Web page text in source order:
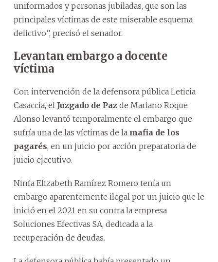
uniformados y personas jubiladas, que son las
principales víctimas de este miserable esquema
delictivo”, precisó el senador.
Levantan embargo a docente
víctima
Con intervención de la defensora pública Leticia
Casaccia, el Juzgado de Paz de Mariano Roque
Alonso levantó temporalmente el embargo que
sufría una de las víctimas de la mafia de los
pagarés, en un juicio por acción preparatoria de
juicio ejecutivo.
Ninfa Elizabeth Ramírez Romero tenía un
embargo aparentemente ilegal por un juicio que le
inició en el 2021 en su contra la empresa
Soluciones Efectivas SA, dedicada a la
recuperación de deudas.